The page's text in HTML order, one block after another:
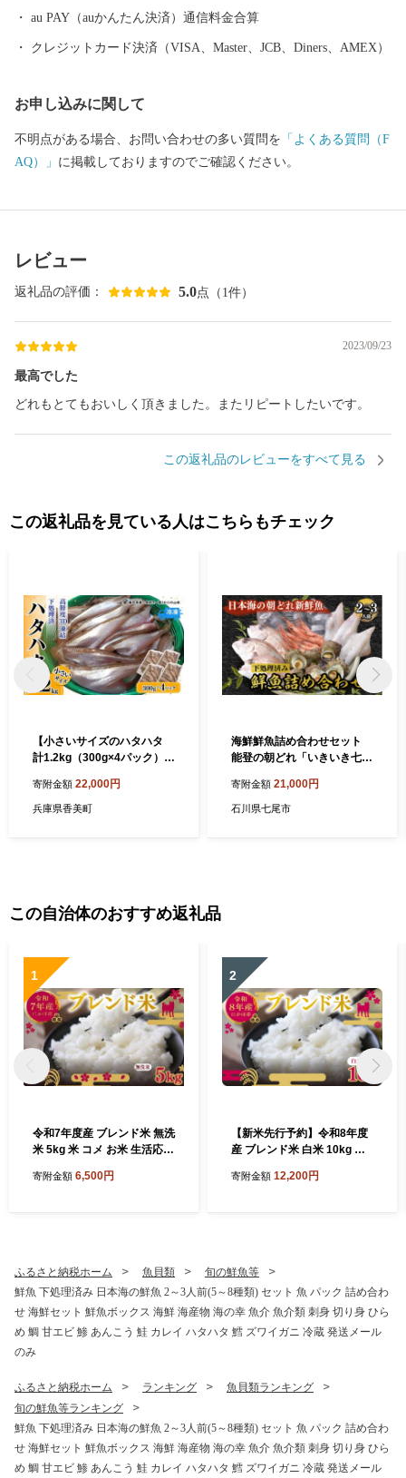
au PAY（auかんたん決済）通信料金合算
クレジットカード決済（VISA、Master、JCB、Diners、AMEX）
お申し込みに関して
不明点がある場合、お問い合わせの多い質問を 「よくある質問（F
AQ）」 に掲載しておりますのでご確認ください。
レビュー
返礼品の評価： 5.0点（1件）
2023/09/23
最高でした
どれもとてもおいしく頂きました。またリピートしたいです。
この返礼品のレビューをすべて見る
この返礼品を見ている人はこちらもチェック
【小さいサイズのハタハタ
計1.2kg（300g×4パック）
鮮度抜群 はたはた ハタハタ
海鮮 魚介類 大人気 ふるさと
寄附金額 22,000円
兵庫県香美町
海鮮鮮魚詰め合わせセット
能登の朝どれ「いきいき七尾
貝類 魚介類 魚 鮮魚 詰め合わ
せ セット下処理済み 鯛 鰤 ブ
寄附金額 21,000円
石川県七尾市
この自治体のおすすめ返礼品
1
令和7年度産 ブレンド米 無洗
米 5kg 米 コメ お米 生活応援
産 秋田 にかほ
寄附金額 6,500円
2
【新米先行予約】令和8年度
産 ブレンド米 白米 10kg 精
おこめ ご飯 ごはん 秋田県産
寄附金額 12,200円
ふるさと納税ホーム 魚貝類
旬の鮮魚等
鮮魚 下処理済み 日本海の鮮魚 2～3人前(5～8種類) セット 魚 パック 詰め合わ
せ 海鮮セット 鮮魚ボックス 海鮮 海産物 海の幸 魚介 魚介類 刺身 切り身 ひら
め 鯛 甘エビ 鯵 あんこう 鮭 カレイ ハタハタ 鱈 ズワイガニ 冷蔵 発送メール
のみ
ふるさと納税ホーム ランキング
魚貝類ランキング
旬の鮮魚等ランキング
鮮魚 下処理済み 日本海の鮮魚 2～3人前(5～8種類) セット 魚 パック 詰め合わ
せ 海鮮セット 鮮魚ボックス 海鮮 海産物 海の幸 魚介 魚介類 刺身 切り身 ひら
め 鯛 甘エビ 鯵 あんこう 鮭 カレイ ハタハタ 鱈 ズワイガニ 冷蔵 発送メール